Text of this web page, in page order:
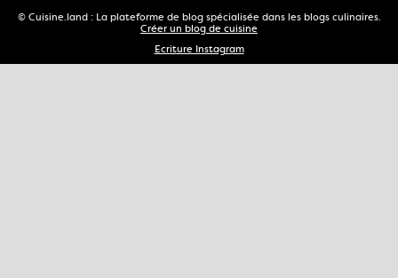
© Cuisine.land : La plateforme de blog spécialisée dans les blogs culinaires.
Créer un blog de cuisine
Ecriture Instagram